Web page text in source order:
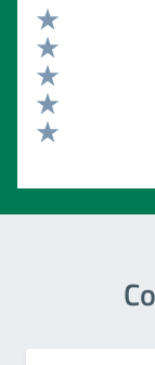
Valuta 5 stelle su
Valuta 4 stelle su
Valuta 3 stelle su
Valuta 2 stelle su